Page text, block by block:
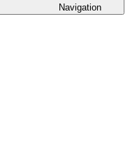
Navigation